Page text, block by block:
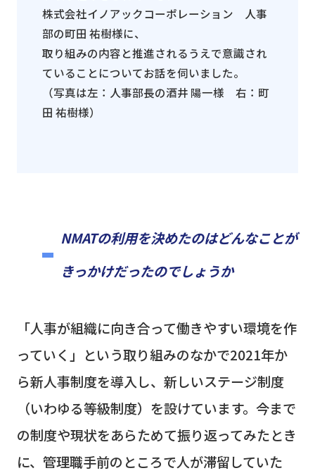
株式会社イノアックコーポレーション 人事
部の町田 祐樹様に、
取り組みの内容と推進されるうえで意識され
ていることについてお話を伺いました。
（写真は左：人事部長の酒井 陽一様 右： 町
田 祐樹様）
NMATの利用を決めたのはどんなことが
きっかけだったのでしょうか
「人事が組織に向き合って働きやすい環境を作
っていく」という取り組みのなかで2021年か
ら新人事制度を導入し、新しいステージ制度
（いわゆる等級制度）を設けています。今まで
の制度や現状をあらためて振り返ってみたとき
に、管理職手前のところで人が滞留していた